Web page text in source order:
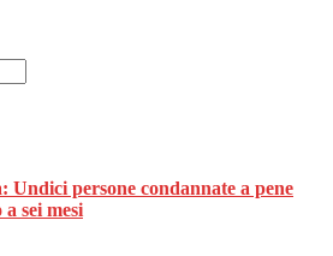
Undici persone condannate a pene
sei mesi